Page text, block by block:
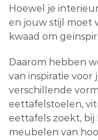
Hoewel je
en jouw stijl moet
kwaad om
Daarom hebben
van inspiratie
verschillende
eettafelstoelen,
eettafels zoekt, bij
meubelen van